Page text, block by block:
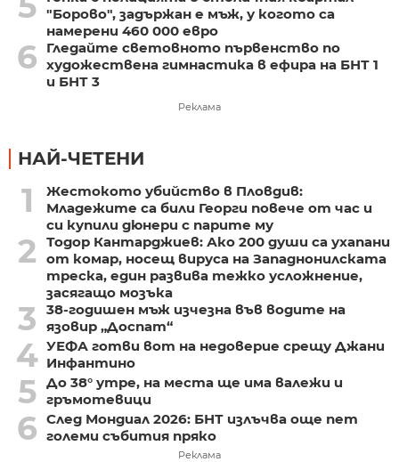
"Борово", задържан е мъж, у когото са
намерени 460 000 евро
6
Гледайте световното първенство по
художествена гимнастика в ефира на БНТ 1
и БНТ 3
Реклама
НАЙ-ЧЕТЕНИ
1
Жестокото убийство в Пловдив:
Младежите са били Георги повече от час и
си купили дюнери с парите му
2
Тодор Кантарджиев: Ако 200 души са ухапани
от комар, носещ вируса на Западнонилската
треска, един развива тежко усложнение,
засягащо мозъка
3
38-годишен мъж изчезна във водите на
язовир „Доспат“
4 УЕФА готви вот на недоверие срещу Джани
Инфантино
5 До 38° утре, на места ще има валежи и
гръмотевици
6 След Мондиал 2026: БНТ излъчва още пет
големи събития пряко
Реклама